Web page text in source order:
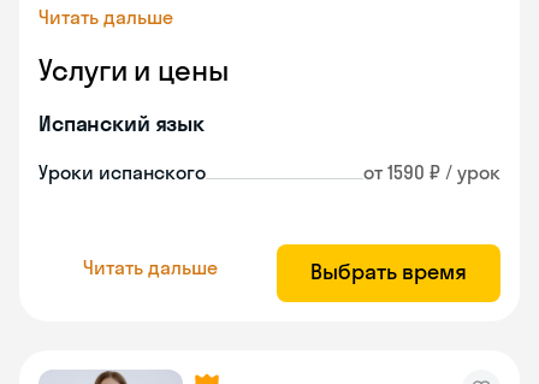
Читать дальше
Услуги и цены
Испанский язык
Уроки испанского от 1590 ₽ / урок
Читать дальше Выбрать время